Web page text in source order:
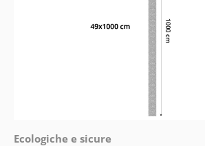
Ecologiche e sicure